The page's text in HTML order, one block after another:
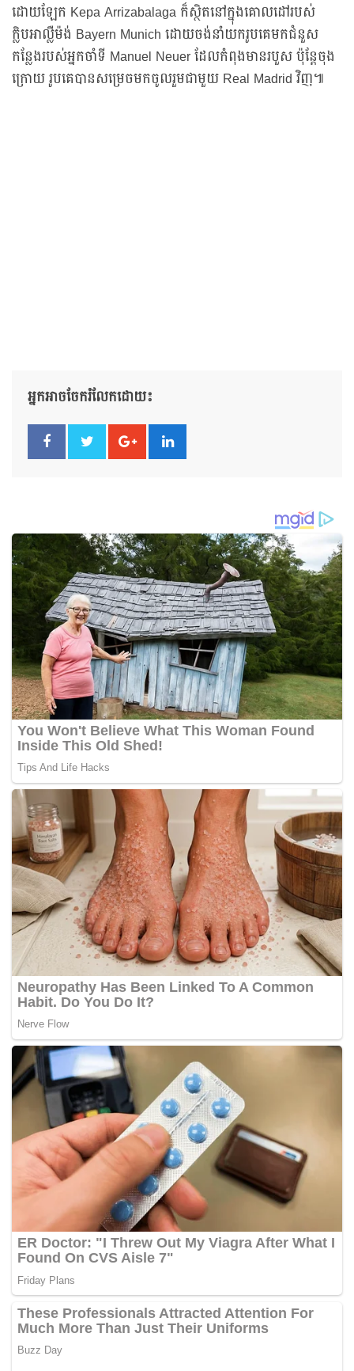
ដោយឡែក Kepa Arrizabalaga ក៏ស្ថិតនៅក្នុងគោលដៅរបស់
ក្លិបអាល្លឺម៉ង់ Bayern Munich ដោយចង់នាំយករូបគេមកជំនួស
កន្លែងរបស់អ្នកចាំទី Manuel Neuer ដែលកំពុងមានរបួស ប៉ុន្តែចុង
ក្រោយ រូបគេបានសម្រេចមកចូលរួមជាមួយ Real Madrid វិញ៕
អ្នកអាចចែករំលែកដោយ៖